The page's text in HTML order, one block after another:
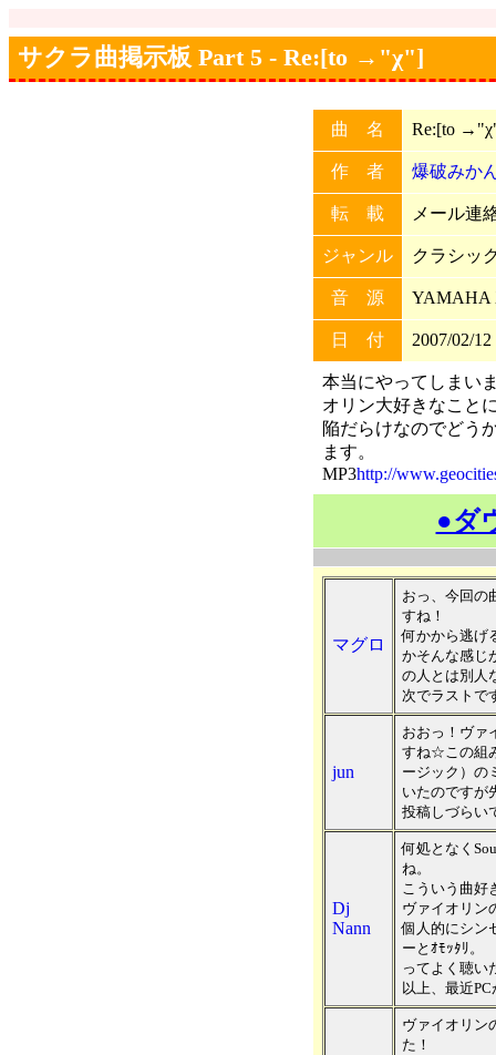
サクラ曲掲示板 Part 5 - Re:[to →"χ"]
曲 名 Re:[to
作 者 爆破みか
転 載 メール連
ジャンル クラシッ
音 源 YAMAHA
日 付 2007/02/
本当にやってしまい
オリン大好きなこと
陥だらけなのでどう
ます。
MP3http://
●ダ
マグロ
おっ、今回の
すね！
何かから逃げ
かそんな感じ
の人とは別人
次でラストで
jun
おおっ！ヴァ
すね☆この組
ージック）の
いたのですが
投稿しづらい
Dj
Nann
何処となく
ね。
こういう曲好
ヴァイオリン
個人的にシン
ーとｵﾓｯﾀﾘ。
ってよく聴い
以上、最近
ヴァイオリン
た！